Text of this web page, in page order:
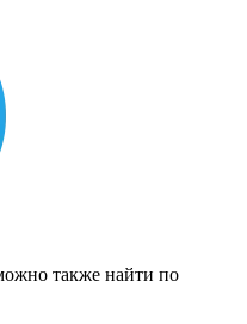
также найти по